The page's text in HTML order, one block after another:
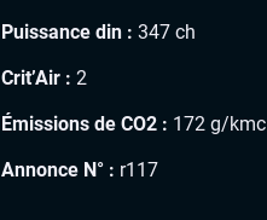
Puissance din : 347 ch
Crit’Air : 2
Émissions de CO2 : 172 g/kmc
Annonce N° : r117